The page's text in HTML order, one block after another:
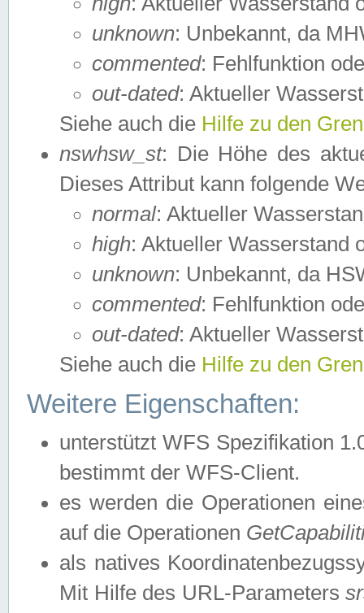
unknown: Unbekannt, da
commented: Fehlfunktion
out-dated: Aktueller
Siehe auch die Hilfe zu den
nswhsw_st: Die Höhe des
Dieses Attribut kann folgende
normal: Aktueller
high: Aktueller Wasserstand
unknown: Unbekannt, da
commented: Fehlfunktion
out-dated: Aktueller
Siehe auch die Hilfe zu den
Weitere Eigenschaften:
unterstützt WFS Spezifikation
bestimmt der WFS-Client.
es werden die Operationen
auf die Operationen
als natives
Mit Hilfe des URL-Parameters